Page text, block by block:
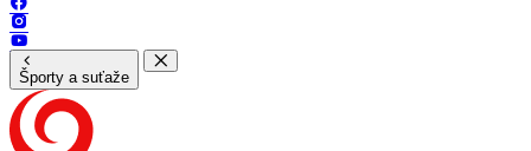
Športy a suťaže